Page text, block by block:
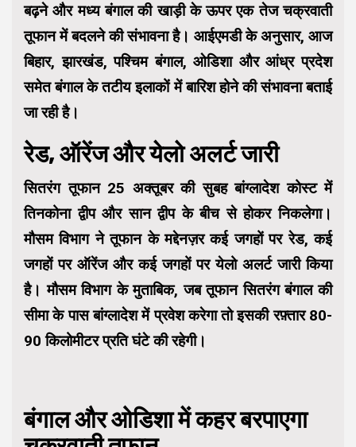
बढ़ने और मध्य बंगाल की खाड़ी के ऊपर एक तेज चक्रवाती
तूफान में बदलने की संभावना है। आईएमडी के अनुसार, आज
बिहार, झारखंड, पश्चिम बंगाल, ओडिशा और आंध्र प्रदेश
समेत बंगाल के तटीय इलाकों में बारिश होने की संभावना बताई
जा रही है।
रेड, ऑरेंज और येलो अलर्ट जारी
सितरंग तूफान 25 अक्तूबर की सुबह बांग्लादेश कोस्ट में
तिनकोना द्वीप और सान द्वीप के बीच से होकर निकलेगा।
मौसम विभाग ने तूफान के मद्देनज़र कई जगहों पर रेड, कई
जगहों पर ऑरेंज और कई जगहों पर येलो अलर्ट जारी किया
है। मौसम विभाग के मुताबिक, जब तूफान सितरंग बंगाल की
सीमा के पास बांग्लादेश में प्रवेश करेगा तो इसकी रफ़्तार 80-
90 किलोमीटर प्रति घंटे की रहेगी।
बंगाल और ओडिशा में कहर बरपाएगा